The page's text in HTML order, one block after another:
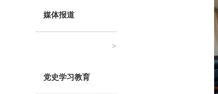
媒体报道
>
党史学习教育